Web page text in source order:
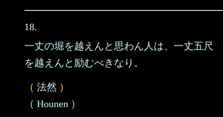
18.
一丈の堀を越えんと思わん人は、一丈五尺
を越えんと励むべきなり。
（ 法然 ）
（ Hounen ）